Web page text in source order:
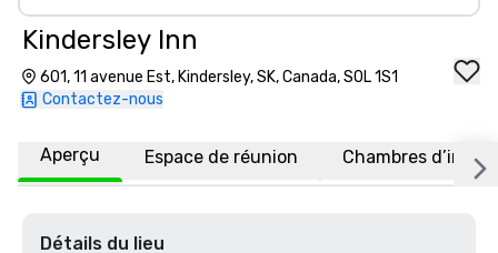
Kindersley Inn
601, 11 avenue Est, Kindersley, SK, Canada, S0L 1S1
Contactez-nous
Aperçu Espace de réunion Chambres
Détails du lieu